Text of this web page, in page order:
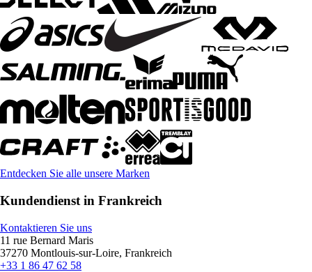
Entdecken Sie alle unsere Marken
Kundendienst in Frankreich
Kontaktieren Sie uns
11 rue Bernard Maris
37270 Montlouis-sur-Loire, Frankreich
+33 1 86 47 62 58